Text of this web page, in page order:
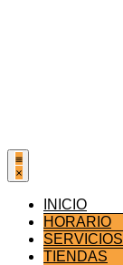
INICIO
HORARIO
SERVICIOS
TIENDAS